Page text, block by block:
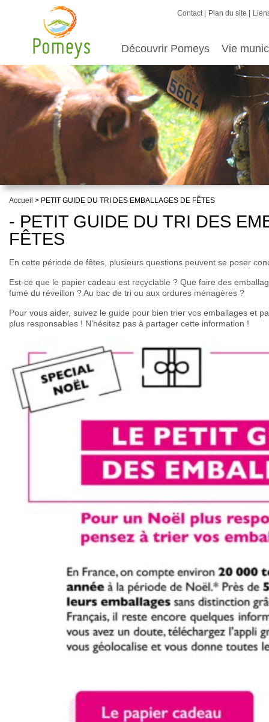
Contact Plan du site
Découvrir Pomeys Vie
Accueil > PETIT GUIDE DU TRI DES EMBALLAGES DE FÊTES
- PETIT GUIDE DU TRI DES
FÊTES
En cette période de fêtes, plusieurs questions peuvent se poser
Est-ce que le papier cadeau est recyclable ? Que faire des
fumé du réveillon ? Au bac de tri ou aux ordures ménagères ?
Pour vous aider, suivez le guide pour bien trier vos emballages et
plus responsables ! N’hésitez pas à partager cette information !